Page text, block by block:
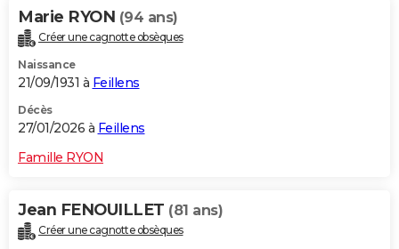
Marie RYON (94 ans)
Créer une cagnotte obsèques
Naissance
21/09/1931 à Feillens
Décès
27/01/2026 à Feillens
Famille RYON
Jean FENOUILLET (81 ans)
Créer une cagnotte obsèques